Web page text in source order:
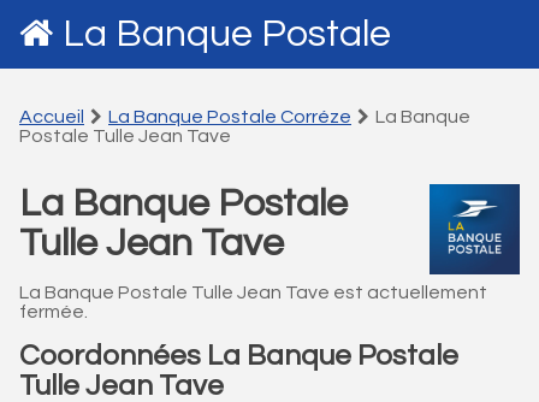
La Banque Postale
Accueil La Banque Postale Corréze
La Banque
Postale Tulle Jean Tave
La Banque Postale
Tulle Jean Tave
La Banque Postale Tulle Jean Tave est actuellement
fermée.
Coordonnées La Banque Postale
Tulle Jean Tave